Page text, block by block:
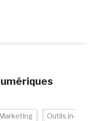
Outils in-